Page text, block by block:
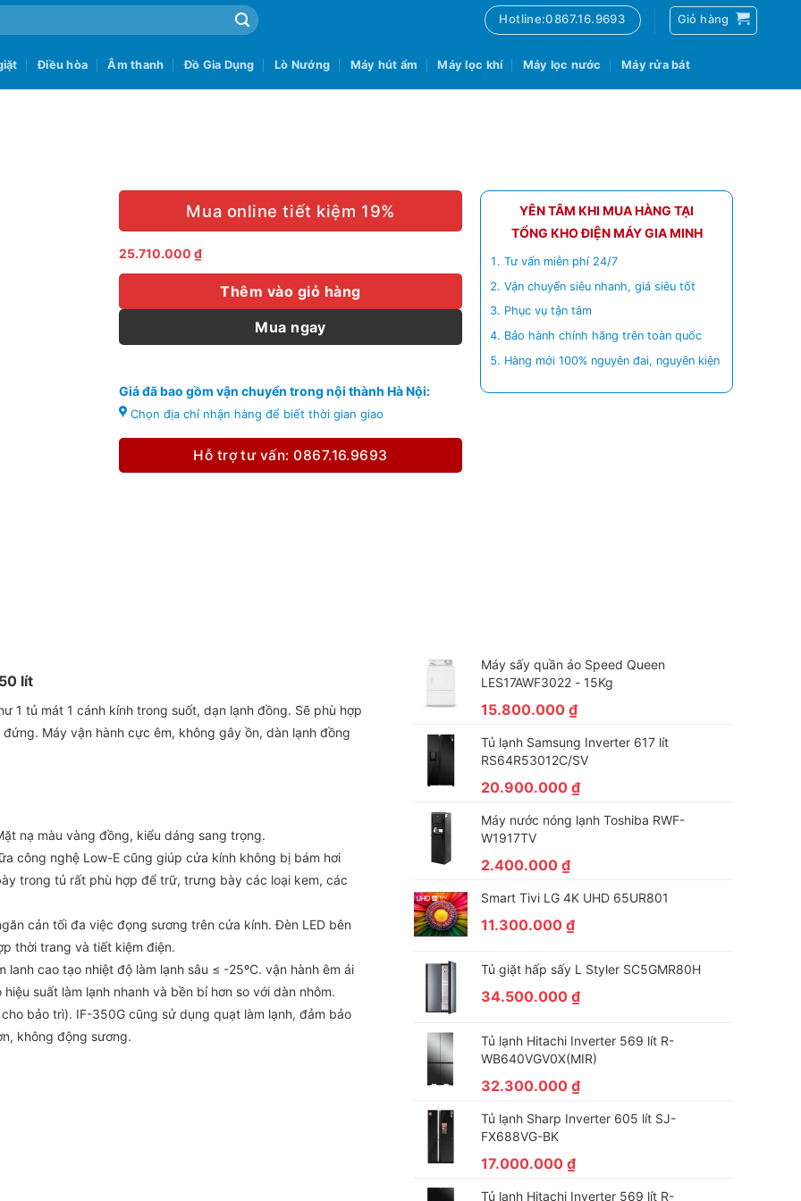
Hotline:0867.16.9693 Giỏ hàng
Điều hòa Âm thanh Đồ Gia Dụng Lò Nướng Máy hút ẩm Máy lọc khí Máy lọc nước Máy rửa bát
Mua online tiết kiệm 19%
25.710.000 ₫
Thêm vào giỏ hàng
Mua ngay
Giá đã bao gồm vận chuyển trong nội thành Hà Nội:
Chọn địa chỉ nhận hàng để biết thời gian giao
Hỗ trợ tư vấn: 0867.16.9693
YÊN TÂM KHI MUA HÀNG TẠI
TỔNG KHO ĐIỆN MÁY GIA MINH
Tư vấn miễn phí 24/7
Vận chuyển siêu nhanh, giá siêu tốt
Phục vụ tận tâm
Bảo hành chính hãng trên toàn quốc
Hàng mới 100% nguyên đai, nguyên kiện
lít
1 tủ mát 1 cánh kính trong suốt, dạn lạnh đồng. Sẽ phù hợp
Máy vận hành cực êm, không gây ồn, dàn lạnh đồng
nạ màu vàng đồng, kiểu dáng sang trọng.
công nghệ Low-E cũng giúp cửa kính không bị bám hơi
trong tủ rất phù hợp để trữ, trưng bày các loại kem, các
cản tối đa việc đọng sương trên cửa kính. Đèn LED bên
thời trang và tiết kiệm điện.
cao tạo nhiệt độ làm lạnh sâu ≤ -25ºC. vận hành êm ái
suất làm lạnh nhanh và bền bỉ hơn so với dàn nhôm.
bảo trì). IF-350G cũng sử dụng quạt làm lạnh, đảm bảo
không động sương.
Máy sấy quần áo Speed Queen
LES17AWF3022 - 15Kg
15.800.000₫
Tủ lạnh Samsung Inverter 617 lít
RS64R53012C/SV
20.900.000₫
Máy nước nóng lạnh Toshiba RWF-
W1917TV
2.400.000₫
Smart Tivi LG 4K UHD 65UR801
11.300.000₫
Tủ giặt hấp sấy L Styler SC5GMR80H
34.500.000₫
Tủ lạnh Hitachi Inverter 569 lít R-
WB640VGV0X(MIR)
32.300.000₫
Tủ lạnh Sharp Inverter 605 lít SJ-
FX688VG-BK
17.000.000₫
Tủ lạnh Hitachi Inverter 569 lít R-